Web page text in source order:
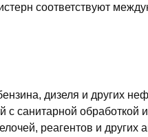
соответствуют
дизеля и других
санитарной обработкой
реагентов и других